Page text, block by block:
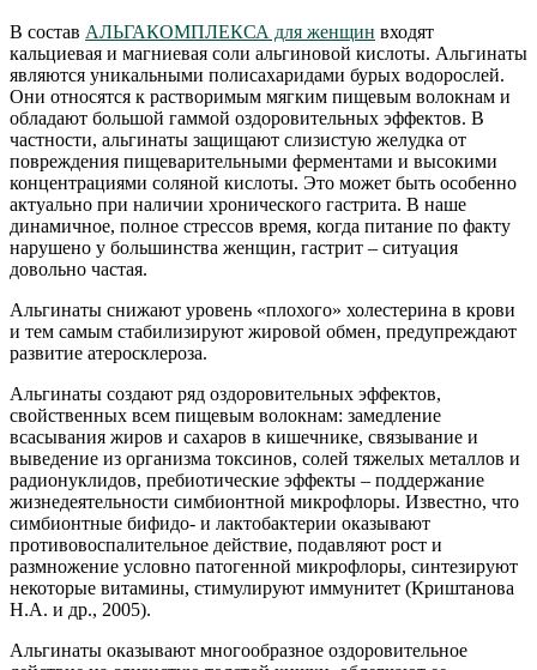
В состав АЛЬГАКОМПЛЕКСА для женщин входят
кальциевая и магниевая соли альгиновой кислоты. Альгинаты
являются уникальными полисахаридами бурых водорослей.
Они относятся к растворимым мягким пищевым волокнам и
обладают большой гаммой оздоровительных эффектов. В
частности, альгинаты защищают слизистую желудка от
повреждения пищеварительными ферментами и высокими
концентрациями соляной кислоты. Это может быть особенно
актуально при наличии хронического гастрита. В наше
динамичное, полное стрессов время, когда питание по факту
нарушено у большинства женщин, гастрит – ситуация
довольно частая.
Альгинаты снижают уровень «плохого» холестерина в крови
и тем самым стабилизируют жировой обмен, предупреждают
развитие атеросклероза.
Альгинаты создают ряд оздоровительных эффектов,
свойственных всем пищевым волокнам: замедление
всасывания жиров и сахаров в кишечнике, связывание и
выведение из организма токсинов, солей тяжелых металлов и
радионуклидов, пребиотические эффекты – поддержание
жизнедеятельности симбионтной микрофлоры. Известно, что
симбионтные бифидо- и лактобактерии оказывают
противовоспалительное действие, подавляют рост и
размножение условно патогенной микрофлоры, синтезируют
некоторые витамины, стимулируют иммунитет (Криштанова
Н.А. и др., 2005).
Альгинаты оказывают многообразное оздоровительное